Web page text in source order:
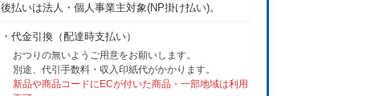
後払いは法人・個人事業主対象(NP掛け払い)。
・代金引換（配達時支払い）
おつりの無いようご用意をお願いします。
別途、代引手数料・収入印紙代がかかります。
新品や商品コードにECが付いた商品・一部地域は利用